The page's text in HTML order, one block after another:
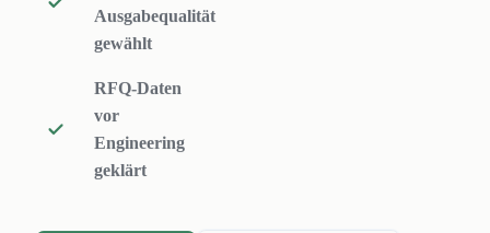
technischen
Werkstoffen auf.
Zerkleinerung,
Siebung,
Trocknung,
Ausgabequalität
gewählt
RFQ-Daten
vor
Engineering
geklärt